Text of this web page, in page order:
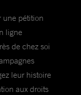
une pétition
ligne
de chez soi
leur histoire
aux droits